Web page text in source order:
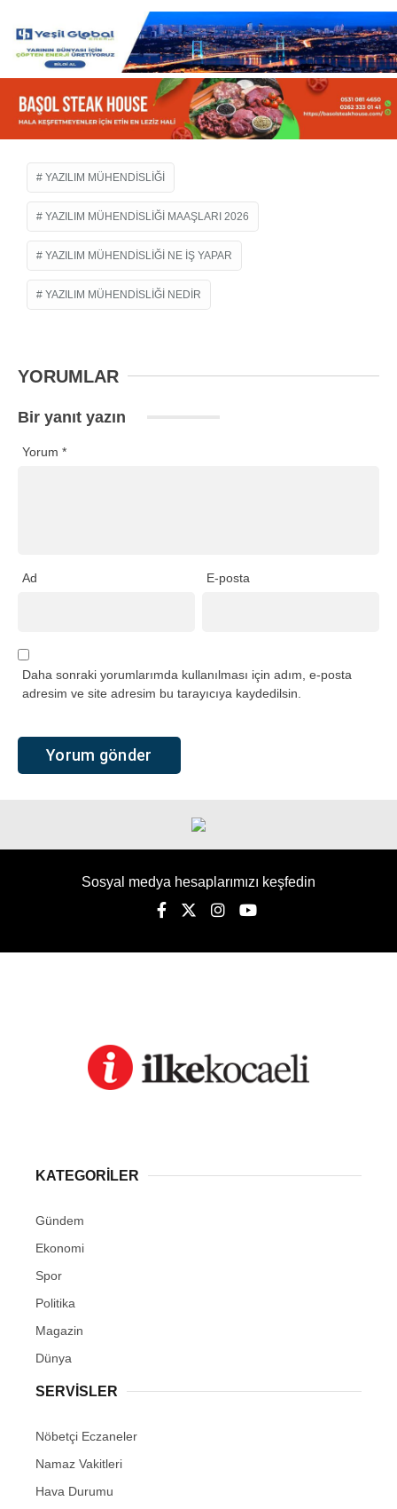
YAZILIM MÜHENDISLIĞI
YAZILIM MÜHENDISLIĞI MAAŞLARI 2026
YAZILIM MÜHENDISLIĞI NE IŞ YAPAR
YAZILIM MÜHENDISLIĞI NEDIR
YORUMLAR
Bir yanıt yazın
Yorum *
Ad E-posta
Daha sonraki yorumlarımda kullanılması için adım, e-posta
adresim ve site adresim bu tarayıcıya kaydedilsin.
Sosyal medya hesaplarımızı keşfedin
KATEGORİLER
Gündem
Ekonomi
Spor
Politika
Magazin
Dünya
SERVİSLER
Nöbetçi Eczaneler
Namaz Vakitleri
Hava Durumu